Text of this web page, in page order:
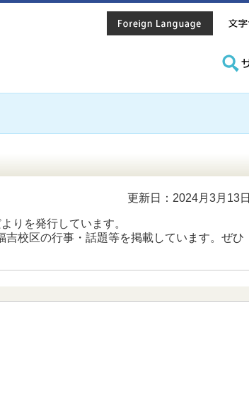
更新日：2024月3月13日
りを発行しています。
校区の行事・話題等を掲載しています。ぜひ